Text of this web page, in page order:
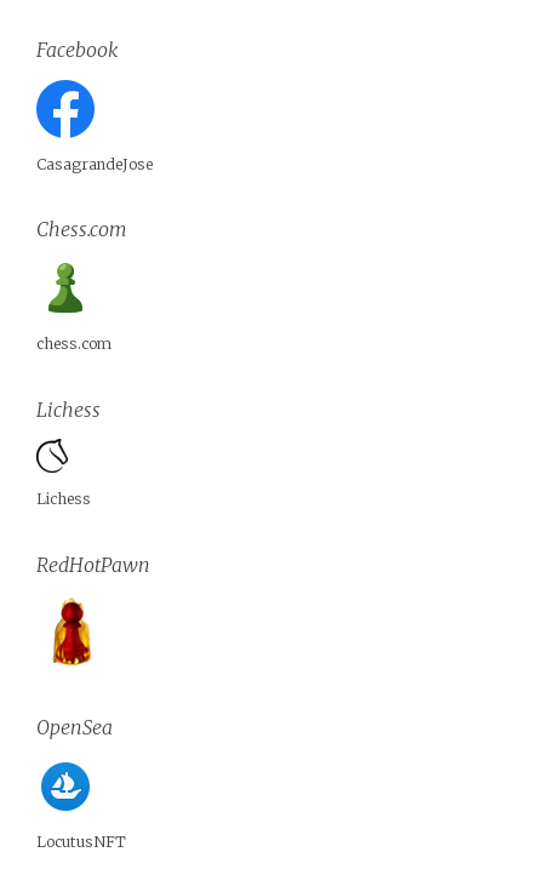
Facebook
CasagrandeJose
Chess.com
chess.com
Lichess
Lichess
RedHotPawn
OpenSea
LocutusNFT